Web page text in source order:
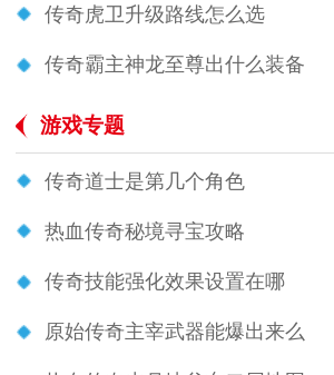
传奇虎卫升级路线怎么选
传奇霸主神龙至尊出什么装备
游戏专题
传奇道士是第几个角色
热血传奇秘境寻宝攻略
传奇技能强化效果设置在哪
原始传奇主宰武器能爆出来么